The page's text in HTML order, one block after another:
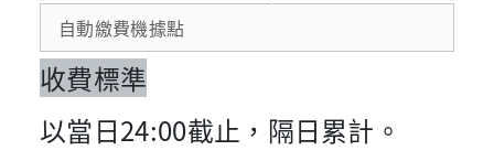
自動繳費機據點
收費標準
以當日24:00截止，隔日累計。